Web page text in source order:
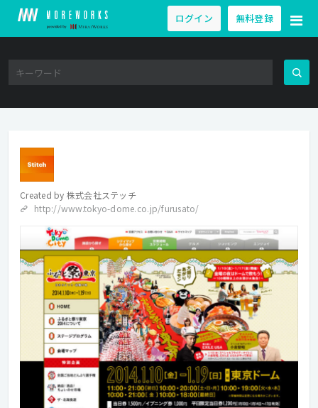
ログイン 無料登録
Created by 株式会社ステッチ
http://www.tokyo-dome.co.jp/furusato/